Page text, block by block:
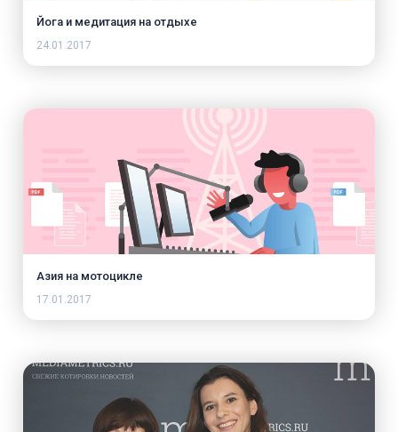
Йога и медитация на отдыхе
24.01.2017
Азия на мотоцикле
17.01.2017